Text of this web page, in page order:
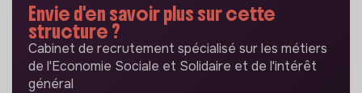
Envie d'en savoir plus sur cette
structure ?
Cabinet de recrutement spécialisé sur les métiers
de l'Economie Sociale et Solidaire et de l'intérêt
général